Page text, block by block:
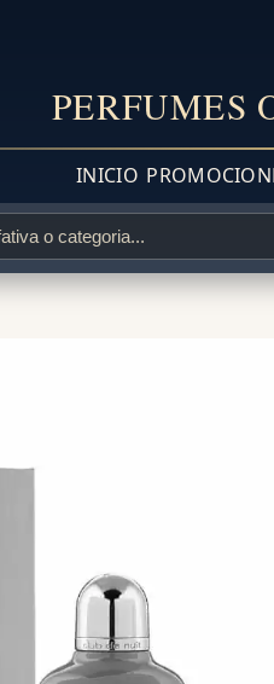
PERFUMES
INICIO